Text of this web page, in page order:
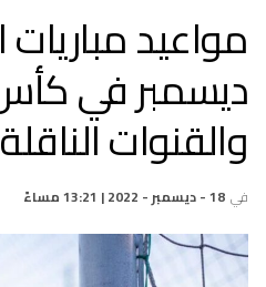
والقنوات الناقلة
في 18 - ديسمبر - 2022 | 13:21 مساءً